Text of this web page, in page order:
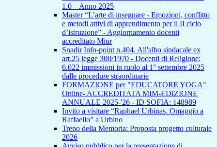
1.0 – Anno 2025
Master “L’arte di insegnare - Emozioni, conflitto
e metodi attivi di apprendimento per il II ciclo
d’istruzione” - Aggiornamento docenti
accreditato Miur
Snadir Info-point n.404. All'albo sindacale ex
art.25 legge 300/1970 - Docenti di Religione:
6.022 immissioni in ruolo al 1° settembre 2025
dalle procedure straordinarie
FORMAZIONE per "EDUCATORE YOGA"
Online- ACCREDITATA MIM-EDIZIONE
ANNUALE 2025-'26 - ID SOFIA: 148989
Invito a visitare “Raphael Urbinas. Omaggio a
Raffaello” a Urbino
Treno della Memoria: Proposta progetto culturale
2026